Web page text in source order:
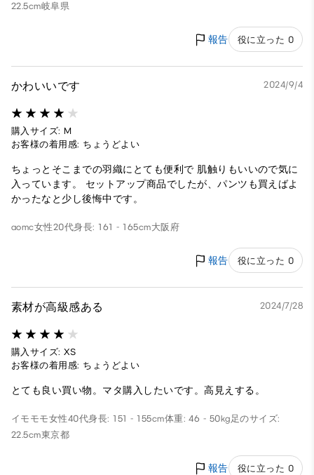
22.5cm岐阜県
報告 役に立った 0
かわいいです 2024/9/4
購入サイズ: M
お客様の着用感: ちょうどよい
ちょっとそこまでの羽織にとても便利で 肌触りもいいので気に
入っています。 セットアップ商品でしたが、パンツも買えばよ
かったなと少し後悔中です。
aomc女性20代身長: 161 - 165cm大阪府
報告 役に立った 0
素材が高級感ある 2024/7/28
購入サイズ: XS
お客様の着用感: ちょうどよい
とても良い買い物。マタ購入したいです。高見えする。
イモモモ女性40代身長: 151 - 155cm体重: 46 - 50kg足のサイズ:
22.5cm東京都
報告 役に立った 0